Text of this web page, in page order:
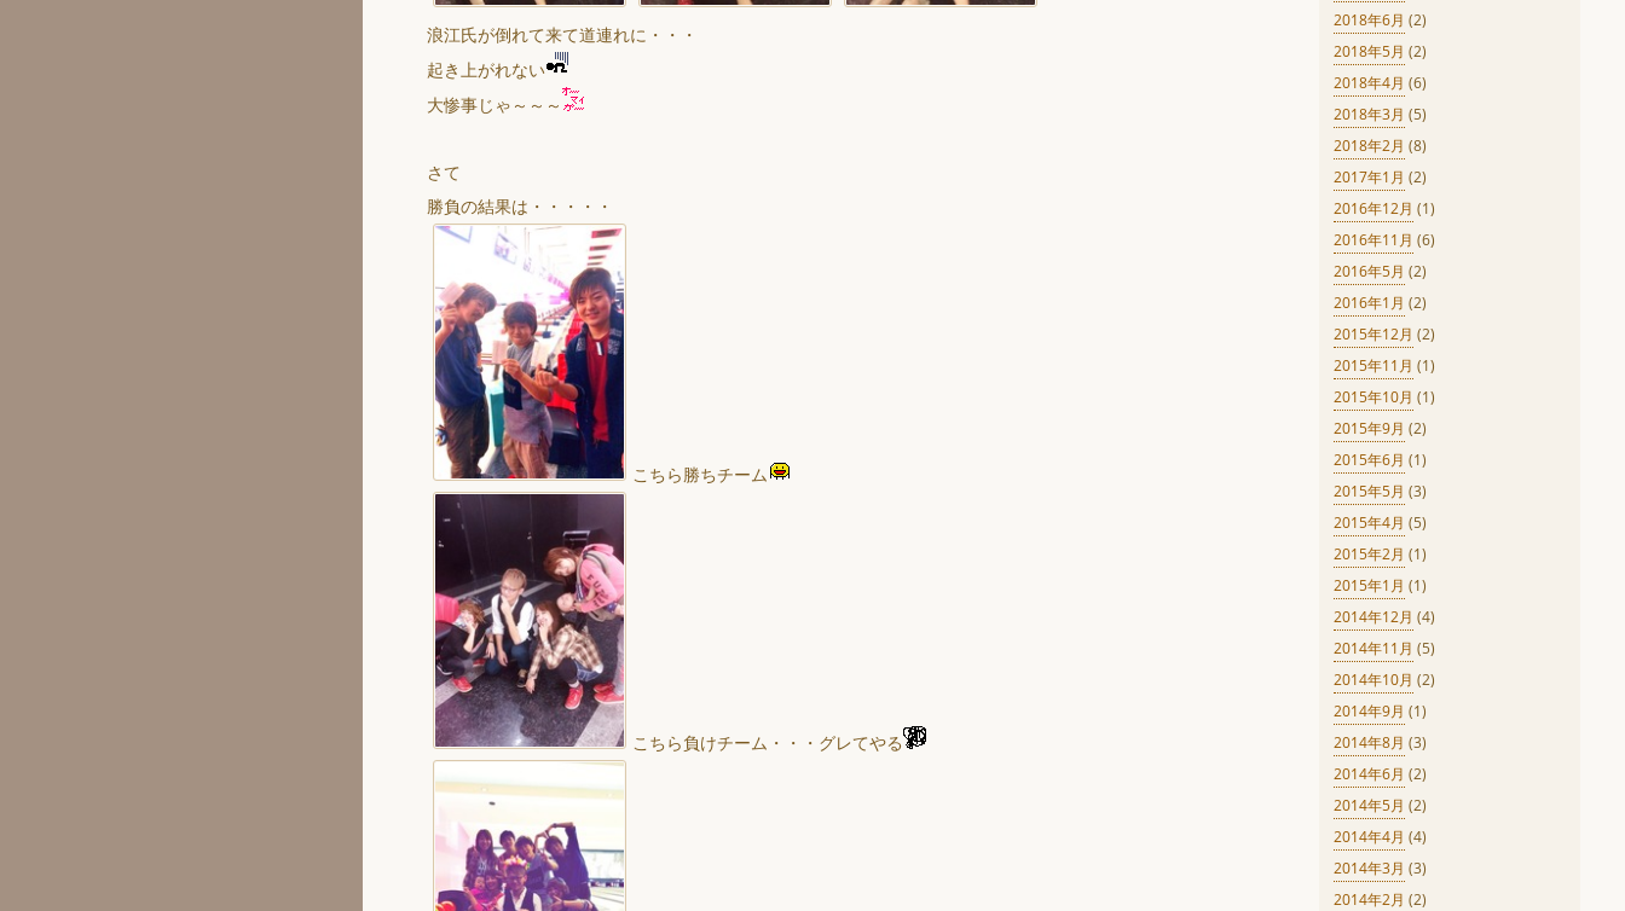
浪江氏が倒れて来て道連れに・・・
起き上がれない
大惨事じゃ～～～
さて
勝負の結果は・・・・・
こちら勝ちチーム
こちら負けチーム・・・グレてやる
2018年6月 (2)
2018年5月 (2)
2018年4月 (6)
2018年3月 (5)
2018年2月 (8)
2017年1月 (2)
2016年12月 (1)
2016年11月 (6)
2016年5月 (2)
2016年1月 (2)
2015年12月 (2)
2015年11月 (1)
2015年10月 (1)
2015年9月 (2)
2015年6月 (1)
2015年5月 (3)
2015年4月 (5)
2015年2月 (1)
2015年1月 (1)
2014年12月 (4)
2014年11月 (5)
2014年10月 (2)
2014年9月 (1)
2014年8月 (3)
2014年6月 (2)
2014年5月 (2)
2014年4月 (4)
2014年3月 (3)
2014年2月 (2)